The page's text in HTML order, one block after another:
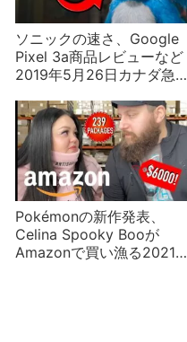
ソニックの速さ、Google
Pixel 3a商品レビューなど
2019年5月26日カナダ急上
Pokémonの新作発表、
Celina Spooky Booが
Amazonで買い漁る2021年